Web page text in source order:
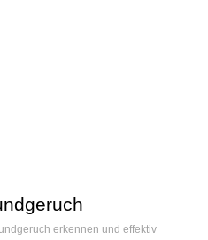
erkennen und effektiv